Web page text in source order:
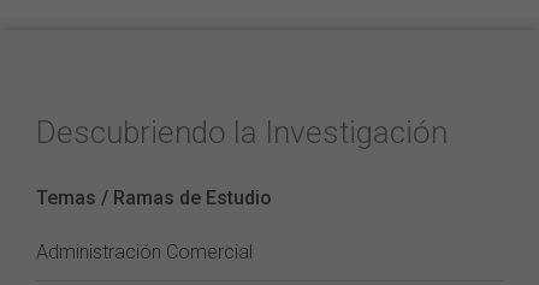
Descubriendo la Investigación
Temas / Ramas de Estudio
Administración Comercial